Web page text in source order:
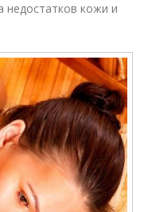
недостатков кожи и